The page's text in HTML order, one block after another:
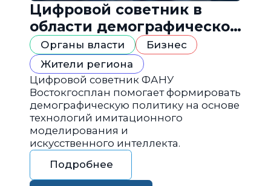
Цифровой советник в
области демографической
политики
Органы власти
Бизнес
Жители региона
Цифровой советник ФАНУ
Востокгосплан помогает формировать
демографическую политику на основе
технологий имитационного
моделирования и
искусственного интеллекта.
Подробнее